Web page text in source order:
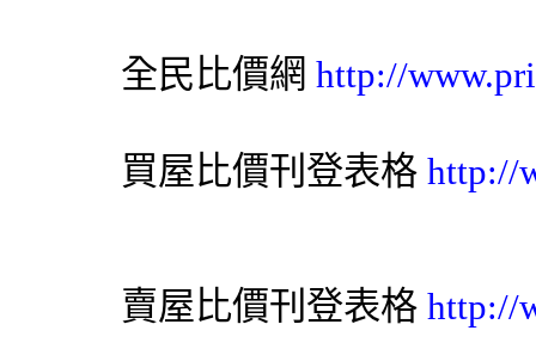
全民比價網 http://
買屋比價刊登表格 http://
賣屋比價刊登表格 http://